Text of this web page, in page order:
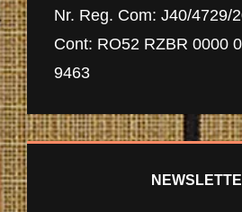
Nr. Reg. Com: J40/4729/
Cont: RO52 RZBR 0000
9463